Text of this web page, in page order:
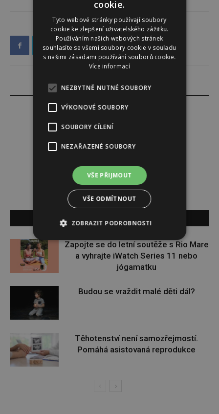
SOUVISEJÍCÍ ČLÁNKY
Zapojte se do letní soutěže s Rio Mare
a vyhrajte iWatch Series 11 nebo
jógamatku
Budou se vraždit malé děti dál?
Těhotenství není samozřejmostí.
Pomáhá asistovaná reprodukce
cookie.
Tyto webové stránky používají soubory
cookie ke zlepšení uživatelského zážitku.
Používáním našich webových stránek
souhlasíte se všemi soubory cookie v souladu
s našimi zásadami používání souborů cookie.
Více informací
NEZBYTNĚ NUTNÉ SOUBORY
VÝKONOVÉ SOUBORY
SOUBORY CÍLENÍ
NEZAŘAZENÉ SOUBORY
VŠE PŘIJMOUT
VŠE ODMÍTNOUT
ZOBRAZIT PODROBNOSTI